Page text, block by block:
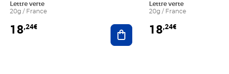
au panier
Lettre verte
20g / France
18,24€ Ajouter au panier
Lettre verte
20g / France
18,24€